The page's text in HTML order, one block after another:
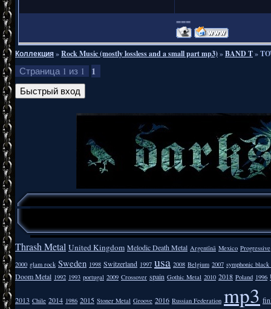
===
Коллекция»Rock Music (mostly lossless and a small part mp3)»BAND T»
Страница 1 из 1 1
Thrash Metal United Kingdom Melodic Death Metal Argentīnā Mexico Progressive
2000 glam rock Sweden 1998 Switzerland 1997 usa 2008 Belgium 2007 symphonic
Doom Metal 1992 1993 portugal 2009 Crossover spain Gothic Metal 2010 2018 Poland 1996
2013 Chile 2014 1986 2015 Stoner Metal Groove 2016 Russian Federation mp3